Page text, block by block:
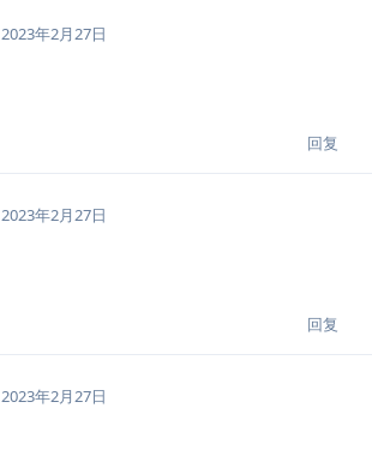
2023年2月27日
回复
2023年2月27日
回复
2023年2月27日